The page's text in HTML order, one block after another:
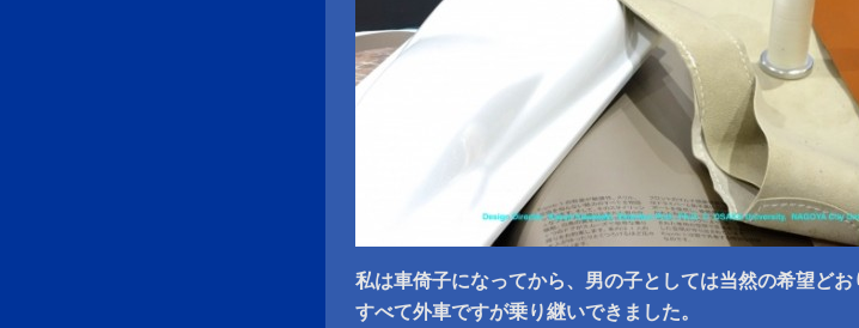
私は車倚子になってから、男の子としては当然の希望どお
すべて外車ですが乗り継いできました。